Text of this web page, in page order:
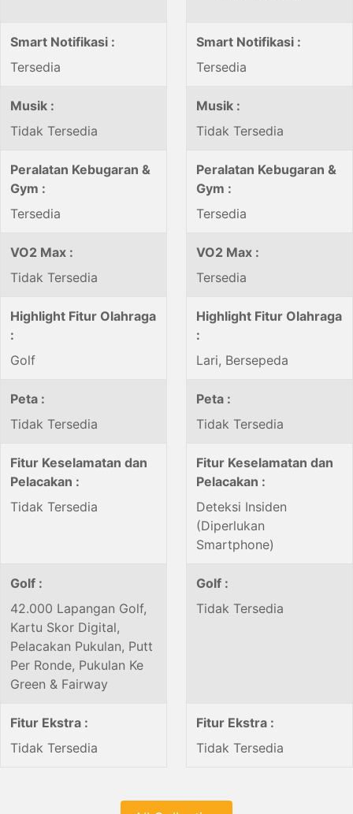
Smart Notifikasi :
Tersedia
Smart Notifikasi :
Tersedia
Musik :
Tidak Tersedia
Musik :
Tidak Tersedia
Peralatan Kebugaran &
Gym :
Tersedia
Peralatan Kebugaran &
Gym :
Tersedia
VO2 Max :
Tidak Tersedia
VO2 Max :
Tersedia
Highlight Fitur Olahraga
:
Golf
Highlight Fitur Olahraga
:
Lari, Bersepeda
Peta :
Tidak Tersedia
Peta :
Tidak Tersedia
Fitur Keselamatan dan
Pelacakan :
Tidak Tersedia
Fitur Keselamatan dan
Pelacakan :
Deteksi Insiden
(Diperlukan
Smartphone)
Golf :
42.000 Lapangan Golf,
Kartu Skor Digital,
Pelacakan Pukulan, Putt
Per Ronde, Pukulan Ke
Green & Fairway
Golf :
Tidak Tersedia
Fitur Ekstra :
Tidak Tersedia
Fitur Ekstra :
Tidak Tersedia